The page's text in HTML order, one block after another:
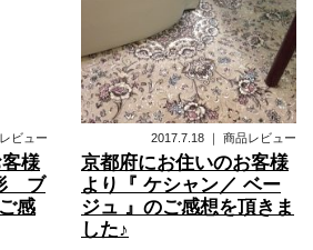
ビュー
様
ブ
感
2017.7.18 ｜ 商品レビュー
京都府にお住いのお客様
より『 ケシャン／ ベー
ジュ 』のご感想を頂きま
した♪